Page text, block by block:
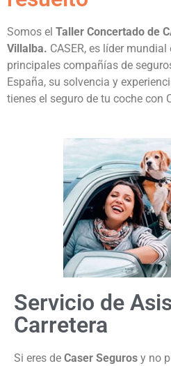
Somos el Taller Concertado de
Villalba. CASER, es líder
principales compañías de
España, su solvencia y
tienes el seguro de tu coche con
Servicio de
Carretera
Si eres de Caser Seguros y no